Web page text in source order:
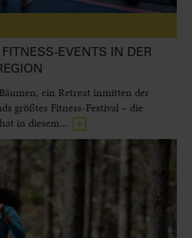
EVENTS IN DER
ein Retreat inmitten der
größtes Fitness-Festival – die
in diesem...